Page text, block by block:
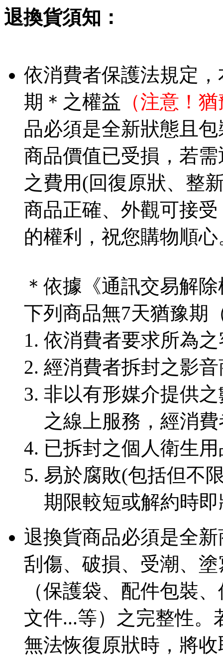
退換貨須知：
依消費者保護法規定
期＊之權益 （注意！
品必須是全新狀態且
商品價值已受損，若
之費用(回復原狀、整
商品正確、外觀可接
的權利，祝您購物順心
＊依據《通訊交易解
下列商品無7天猶豫期
依消費者要求所為
經消費者拆封之影
非以有形媒介提供
之線上服務，經消
已拆封之個人衛生
易於腐敗(包括但不
期限較短或解約時
退換貨商品必須是全
刮傷、破損、受潮、
（保護袋、配件包裝
文件...等）之完整性
無法恢復原狀時，將